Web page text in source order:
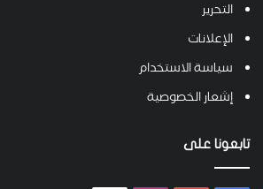
التحرير
الإعلانات
سياسة الاستخدام
إشعار الخصوصية
تابعونا على